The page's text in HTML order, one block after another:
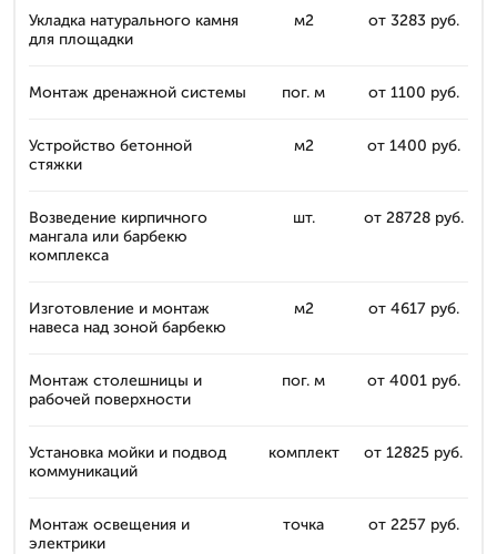
Укладка натурального камня
для площадки
м2 от 3283 руб.
Монтаж дренажной системы пог. м от 1100 руб.
Устройство бетонной
стяжки
м2 от 1400 руб.
Возведение кирпичного
мангала или барбекю
комплекса
шт. от 28728 руб.
Изготовление и монтаж
навеса над зоной барбекю
м2 от 4617 руб.
Монтаж столешницы и
рабочей поверхности
пог. м от 4001 руб.
Установка мойки и подвод
коммуникаций
комплект от 12825 руб.
Монтаж освещения и
электрики
точка от 2257 руб.